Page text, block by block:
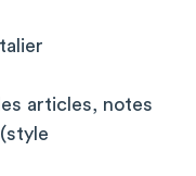
articles, notes